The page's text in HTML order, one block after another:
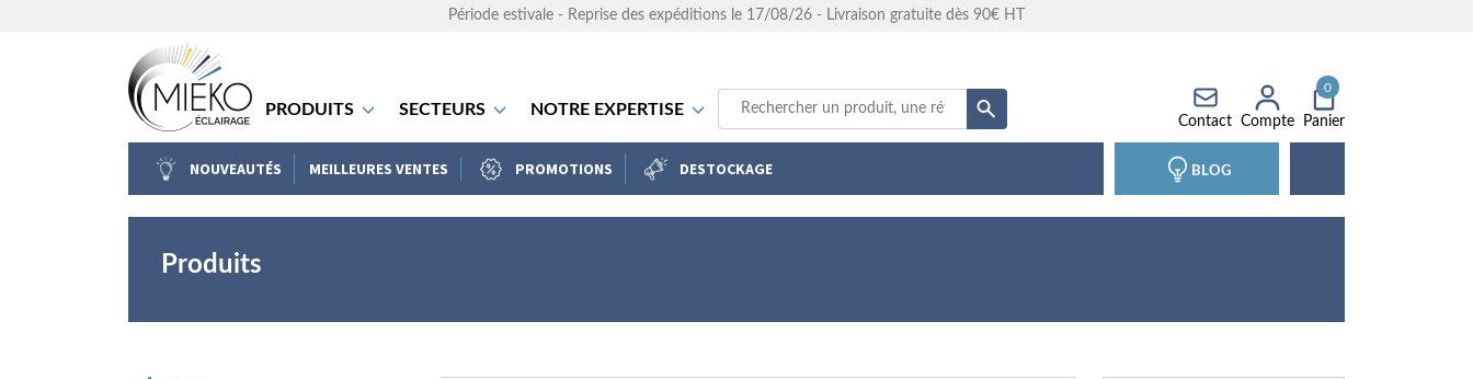
Période estivale - Reprise des expéditions le 17/08/26 - Livraison gratuite dès 90€ HT
PRODUITS SECTEURS NOTRE EXPERTISE
Recherche Contact Compte Panier
0
NOUVEAUTÉS MEILLEURES VENTES PROMOTIONS DESTOCKAGE BLOG
Produits